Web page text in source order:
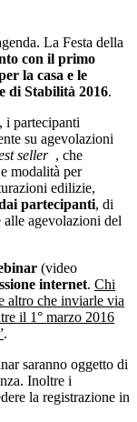
La Festa della
con il primo
la casa e le
di Stabilità 2016.
i partecipanti
su agevolazioni
seller , che
modalità per
edilizie,
partecipanti, di
alle agevolazioni del
(video
internet. Chi
altro che inviarle via
il 1° marzo 2016
.
saranno oggetto di
Inoltre i
la registrazione in